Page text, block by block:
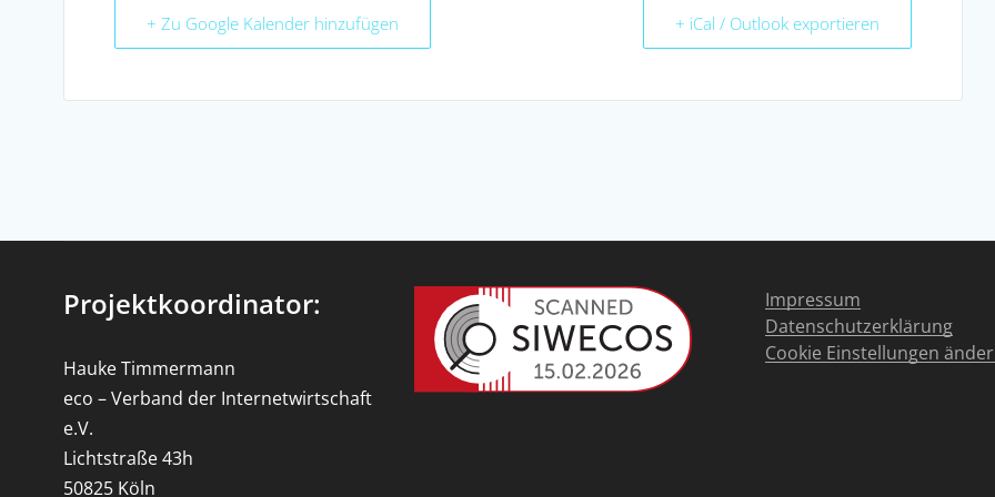
+ Zu Google Kalender hinzufügen + iCal / Outlook exportieren
Projektkoordinator:
Hauke Timmermann
eco – Verband der Internetwirtschaft
e.V.
Lichtstraße 43h
50825 Köln
Impressum
Datenschutzerklärung
Cookie Einstellungen